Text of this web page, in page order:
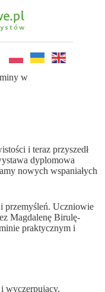
w
i teraz przyszedł
dyplomowa
nowych wspaniałych
przemyśleń. Uczniowie
Magdalenę Birulę-
praktycznym i
wyczerpujący.